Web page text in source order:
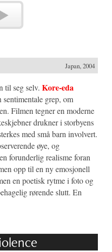
Japan, 2004
til seg selv. Kore-eda
sentimentale grep, om
Filmen tegner en moderne
drukner i storbyens
med små barn involvert.
øye, og
forunderlig realisme foran
opp til en ny emosjonell
en poetisk rytme i foto og
rørende slutt. En